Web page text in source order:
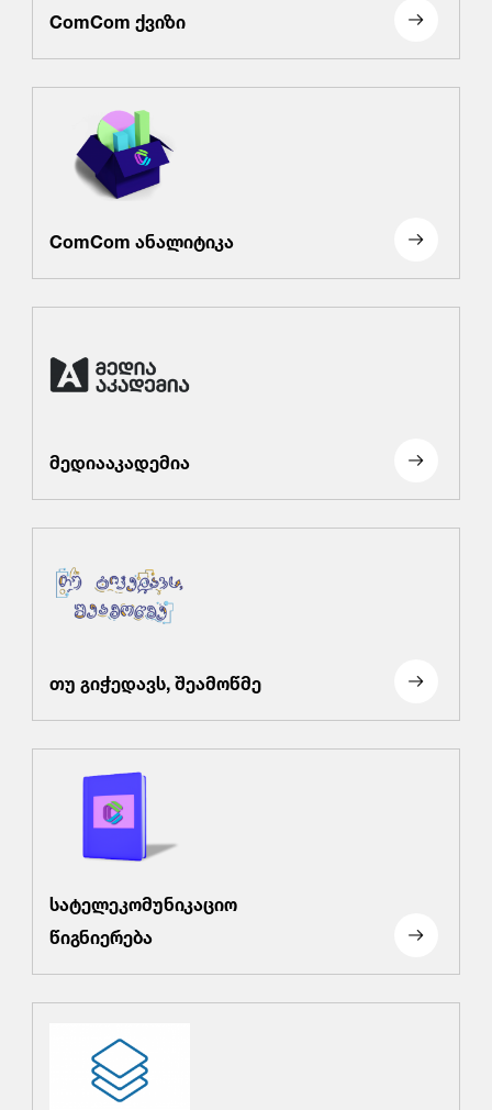
ComCom ქვიზი
ComCom ანალიტიკა
მედიააკადემია
თუ გიჭედავს, შეამოწმე
სატელეკომუნიკაციო
წიგნიერება